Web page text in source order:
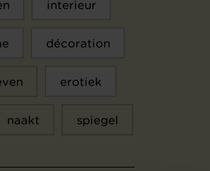
interieur
décoration
erotiek
naakt spiegel